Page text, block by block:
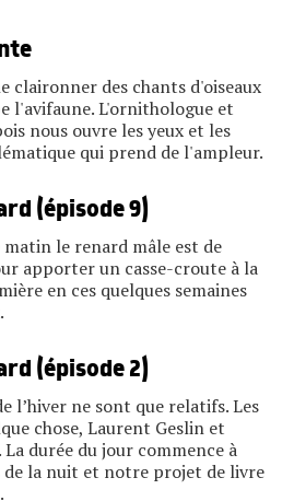
claironner des chants d'oiseaux
l'avifaune. L'ornithologue et
nous ouvre les yeux et les
qui prend de l'ampleur.
(épisode 9)
matin le renard mâle est de
apporter un casse-croute à la
en ces quelques semaines
(épisode 2)
l’hiver ne sont que relatifs. Les
chose, Laurent Geslin et
durée du jour commence à
la nuit et notre projet de livre